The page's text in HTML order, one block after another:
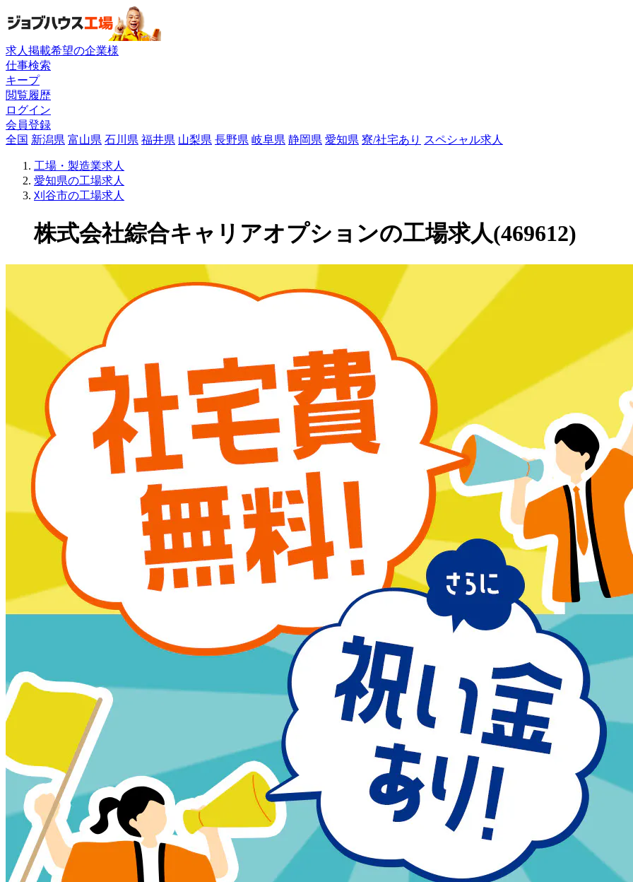
求人掲載希望の企業様
仕事検索
キープ
閲覧履歴
ログイン
会員登録
全国 新潟県 富山県 石川県 福井県 山梨県 長野県 岐阜県 静岡県 愛知県 寮/社宅あり スペシャル求人
工場・製造業求人
愛知県の工場求人
刈谷市の工場求人
株式会社綜合キャリアオプションの工場求人(469612)